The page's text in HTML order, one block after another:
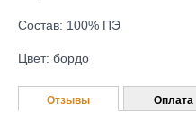
Состав: 100% ПЭ
Цвет: бордо
Отзывы Оплата